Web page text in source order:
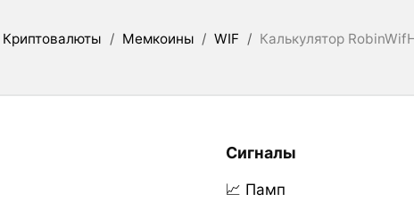
Криптовалюты / Мемкоины / WIF / Калькулятор
Сигналы
📈 Памп